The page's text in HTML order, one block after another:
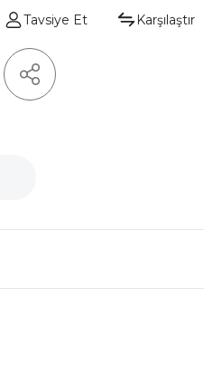
Tavsiye Et Karşılaştır